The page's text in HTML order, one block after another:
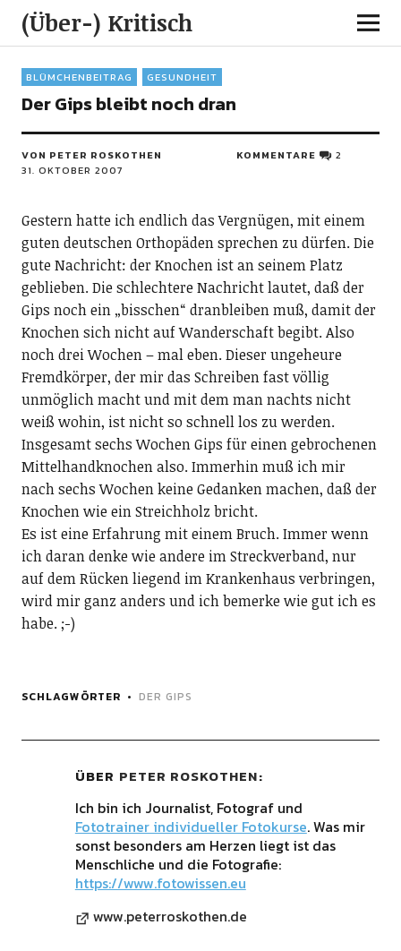
(Über-) Kritisch
BLÜMCHENBEITRAG GESUNDHEIT
Der Gips bleibt noch dran
VON PETER ROSKOTHEN
31. OKTOBER 2007
KOMMENTARE 2
Gestern hatte ich endlich das Vergnügen, mit einem
guten deutschen Orthopäden sprechen zu dürfen. Die
gute Nachricht: der Knochen ist an seinem Platz
geblieben. Die schlechtere Nachricht lautet, daß der
Gips noch ein „bisschen“ dranbleiben muß, damit der
Knochen sich nicht auf Wanderschaft begibt. Also
noch drei Wochen – mal eben. Dieser ungeheure
Fremdkörper, der mir das Schreiben fast völlig
unmöglich macht und mit dem man nachts nicht
weiß wohin, ist nicht so schnell los zu werden.
Insgesamt sechs Wochen Gips für einen gebrochenen
Mittelhandknochen also. Immerhin muß ich mir
nach sechs Wochen keine Gedanken machen, daß der
Knochen wie ein Streichholz bricht.
Es ist eine Erfahrung mit einem Bruch. Immer wenn
ich daran denke wie andere im Streckverband, nur
auf dem Rücken liegend im Krankenhaus verbringen,
wird mir ganz anders und ich bemerke wie gut ich es
habe. ;-)
SCHLAGWÖRTER DER GIPS
ÜBER PETER ROSKOTHEN
Ich bin ich Journalist, Fotograf und
Fototrainer individueller Fotokurse. Was mir
sonst besonders am Herzen liegt ist das
Menschliche und die Fotografie:
https://www.fotowissen.eu
www.peterroskothen.de